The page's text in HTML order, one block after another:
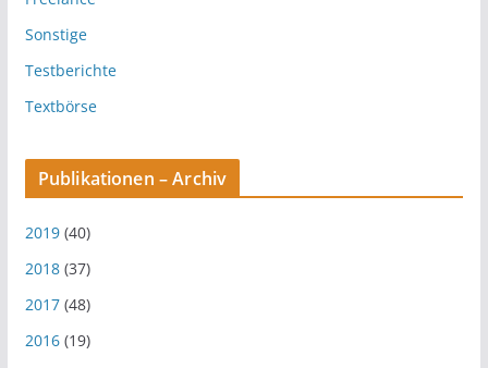
Sonstige
Testberichte
Textbörse
Publikationen – Archiv
2019(40)
2018(37)
2017(48)
2016(19)